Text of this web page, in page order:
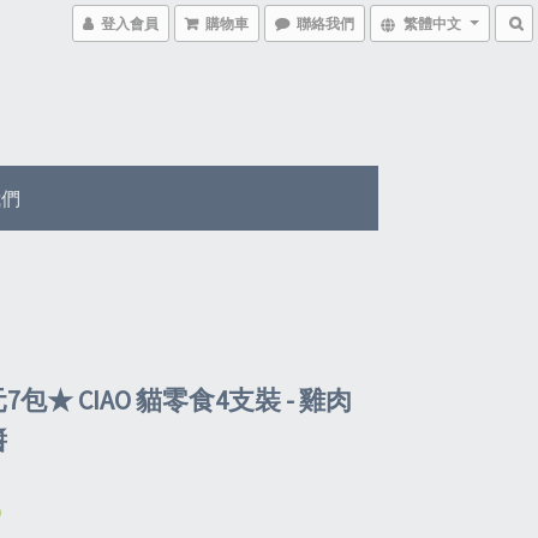
登入會員 購物車 聯絡我們 繁體中文
包★ CIAO 貓零食4支裝 - 雞肉